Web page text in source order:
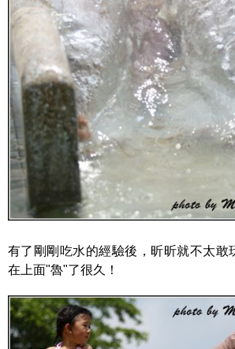
有了剛剛吃水的經驗後，昕昕就不太敢
在上面"魯"了很久！